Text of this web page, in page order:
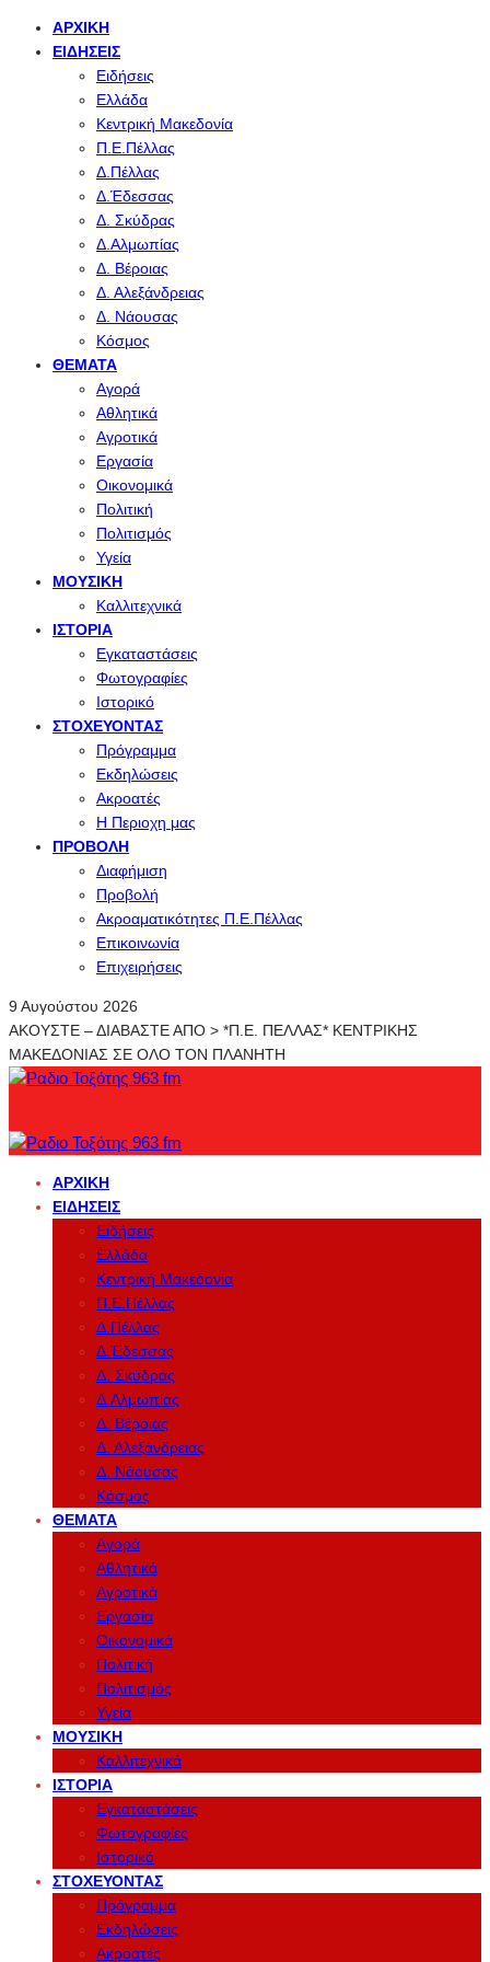
ΑΡΧΙΚΉ
ΕΙΔΉΣΕΙΣ
Ειδήσεις
Ελλάδα
Κεντρική Μακεδονία
Π.Ε.Πέλλας
Δ.Πέλλας
Δ.Έδεσσας
Δ. Σκύδρας
Δ.Αλμωπίας
Δ. Βέροιας
Δ. Αλεξάνδρειας
Δ. Νάουσας
Κόσμος
ΘΈΜΑΤΑ
Αγορά
Αθλητικά
Αγροτικά
Εργασία
Οικονομικά
Πολιτική
Πολιτισμός
Υγεία
ΜΟΥΣΙΚΉ
Καλλιτεχνικά
ΙΣΤΟΡΊΑ
Εγκαταστάσεις
Φωτογραφίες
Ιστορικό
ΣΤΟΧΕΎΟΝΤΑΣ
Πρόγραμμα
Εκδηλώσεις
Ακροατές
Η Περιοχη μας
ΠΡΟΒΟΛΉ
Διαφήμιση
Προβολή
Ακροαματικότητες Π.Ε.Πέλλας
Επικοινωνία
Επιχειρήσεις
9 Αυγούστου 2026
ΑΚΟΥΣΤΕ – ΔΙΑΒΑΣΤΕ ΑΠΟ > *Π.Ε. ΠΕΛΛΑΣ* ΚΕΝΤΡΙΚΗΣ
ΜΑΚΕΔΟΝΙΑΣ ΣΕ ΟΛΟ ΤΟΝ ΠΛΑΝΗΤΗ
ΑΡΧΙΚΉ
ΕΙΔΉΣΕΙΣ
Ειδήσεις
Ελλάδα
Κεντρική Μακεδονία
Π.Ε.Πέλλας
Δ.Πέλλας
Δ.Έδεσσας
Δ. Σκύδρας
Δ.Αλμωπίας
Δ. Βέροιας
Δ. Αλεξάνδρειας
Δ. Νάουσας
Κόσμος
ΘΈΜΑΤΑ
Αγορά
Αθλητικά
Αγροτικά
Εργασία
Οικονομικά
Πολιτική
Πολιτισμός
Υγεία
ΜΟΥΣΙΚΉ
Καλλιτεχνικά
ΙΣΤΟΡΊΑ
Εγκαταστάσεις
Φωτογραφίες
Ιστορικό
ΣΤΟΧΕΎΟΝΤΑΣ
Πρόγραμμα
Εκδηλώσεις
Ακροατές